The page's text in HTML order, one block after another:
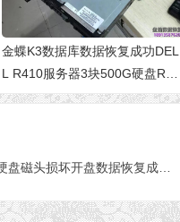
金蝶K3数据库数据恢复成功DEL
L R410服务器3块500G硬盘RAI
D5其中两块硬盘损坏